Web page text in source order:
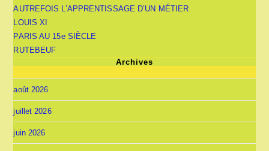
AUTREFOIS L’APPRENTISSAGE D’UN MÉTIER
LOUIS XI
PARIS AU 15e SIÈCLE
RUTEBEUF
Archives
août 2026
juillet 2026
juin 2026